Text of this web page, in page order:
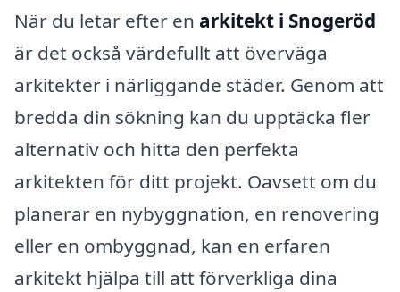
När du letar efter en arkitekt i Snogeröd
är det också värdefullt att överväga
arkitekter i närliggande städer. Genom att
bredda din sökning kan du upptäcka fler
alternativ och hitta den perfekta
arkitekten för ditt projekt. Oavsett om du
planerar en nybyggnation, en renovering
eller en ombyggnad, kan en erfaren
arkitekt hjälpa till att förverkliga dina